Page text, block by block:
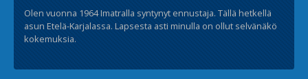
Olen vuonna 1964 Imatralla syntynyt ennustaja. Tällä hetkellä
asun Etelä-Karjalassa. Lapsesta asti minulla on ollut selvänäkö
kokemuksia.